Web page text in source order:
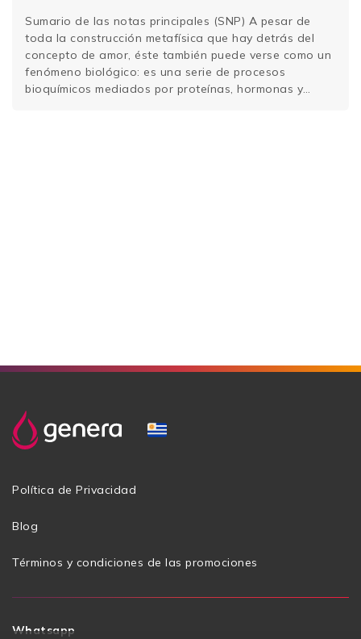
Sumario de las notas principales (SNP) A pesar de
toda la construcción metafísica que hay detrás del
concepto de amor, éste también puede verse como un
fenómeno biológico: es una serie de procesos
bioquímicos mediados por proteínas, hormonas y
Política de Privacidad
Blog
Términos y condiciones de las promociones
Whatsapp